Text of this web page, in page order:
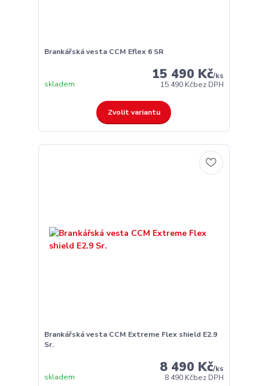
Brankářská vesta CCM Eflex 6 SR
15 490 Kč/ks
15 490 Kčbez DPH
skladem
Zvolit variantu
Brankářská vesta CCM Extreme Flex shield E2.9
Sr.
8 490 Kč/ks
8 490 Kčbez DPH
skladem